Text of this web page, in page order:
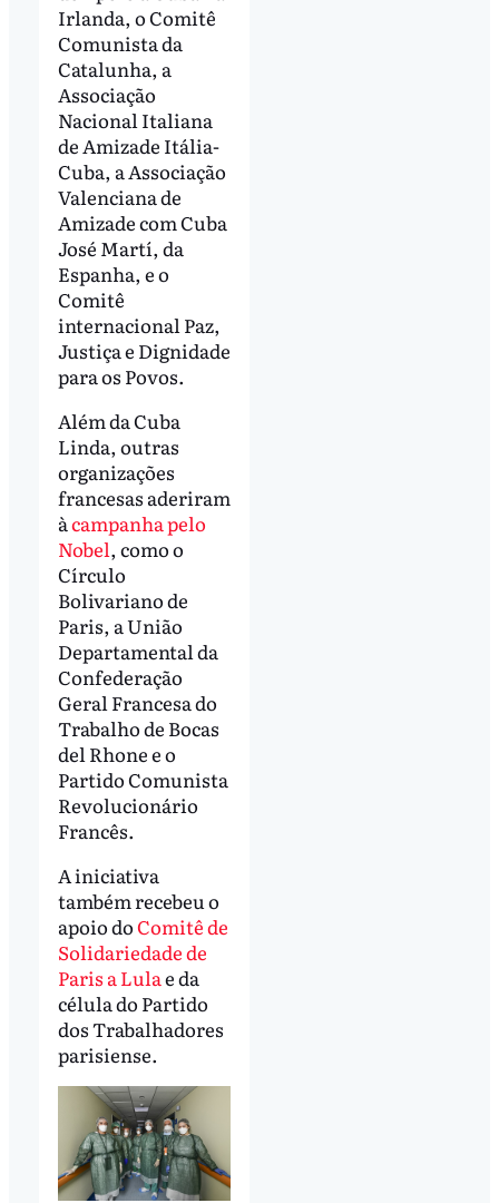
Irlanda, o Comitê
Comunista da
Catalunha, a
Associação
Nacional Italiana
de Amizade Itália-
Cuba, a Associação
Valenciana de
Amizade com Cuba
José Martí, da
Espanha, e o
Comitê
internacional Paz,
Justiça e Dignidade
para os Povos.
Além da Cuba
Linda, outras
organizações
francesas aderiram
àcampanha pelo
Nobel, como o
Círculo
Bolivariano de
Paris, a União
Departamental da
Confederação
Geral Francesa do
Trabalho de Bocas
del Rhone e o
Partido Comunista
Revolucionário
Francês.
A iniciativa
também recebeu o
apoio doComitê de
Solidariedade de
Paris a Lulae da
célula do Partido
dos Trabalhadores
parisiense.